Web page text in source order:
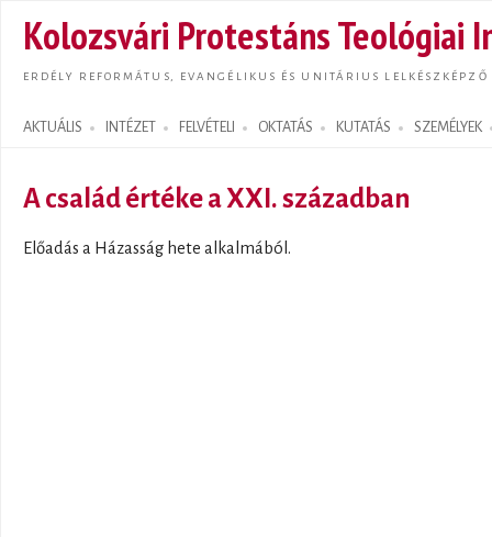
Kolozsvári Protestáns Teológiai
ERDÉLY REFORMÁTUS, EVANGÉLIKUS ÉS UNITÁRIUS LELKÉSZKÉPZŐ
AKTUÁLIS INTÉZET FELVÉTELI OKTATÁS KUTATÁS SZEMÉLYEK
Search form
A család értéke a XXI. században
Előadás a Házasság hete alkalmából.